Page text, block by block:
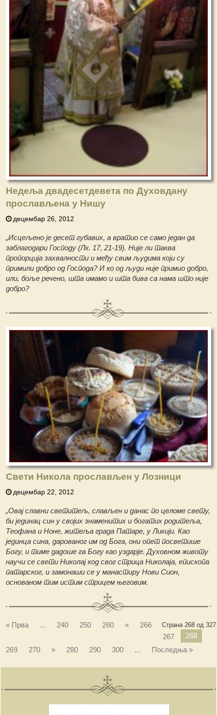
Недеља двадесетдевета по Духовдану
прослављена у Нишу
децембар 26, 2012
„Исцељено је десет губавих, а вратио се само један да
заблагодари Господу (Лк. 17, 21-19). Није ли таква
пропорција захвалности и међу свим људима који су
примили добро од Господа? И ко од људи није примио добро,
или, боље речено, шта имамо и шта бива са нама што није
добро?
Свети Никола прослављен у Лозници
децембар 22, 2012
„Овај славни светитељ, слављен и данас по целоме свету,
би јединац син у својих знаменитих и богатих родитеља,
Теофана и Ноне, житеља града Патаре, у Ликији. Као
јединца сина, дарованог им од Бога, они опет посветише
Богу, и тиме дадоше га Богу као уздарје. Духовном животу
научи се свети Николај код свог стрица Николаја, епископа
патарског, и замонаши се у манастиру Нови Сион,
основаном тим истим стрицем његовим.
Страна 268 од 327
« Прва ... 240 250 260 «
266
267
268
269
270 » 280 290 300 ... Последња »